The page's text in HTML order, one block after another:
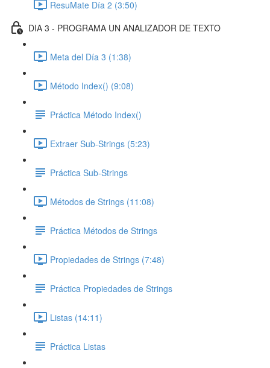
ResuMate Día 2 (3:50)
DIA 3 - PROGRAMA UN ANALIZADOR DE TEXTO
Meta del Día 3 (1:38)
Método Index() (9:08)
Práctica Método Index()
Extraer Sub-Strings (5:23)
Práctica Sub-Strings
Métodos de Strings (11:08)
Práctica Métodos de Strings
Propiedades de Strings (7:48)
Práctica Propiedades de Strings
Listas (14:11)
Práctica Listas